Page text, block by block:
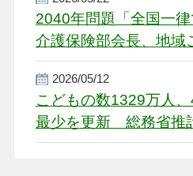
2040年問題「全国一
介護保険部会長、地域
盤整備を促す
2026/05/12
こどもの数1329万人
最少を更新 総務省推